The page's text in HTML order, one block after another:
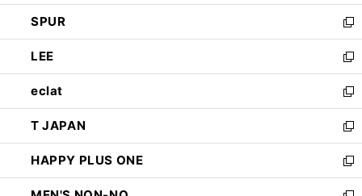
ウ
で
開
く
ン
ド
ウ
で
開
く
ウ
ィ
ン
ド
ウ
で
開
く
し
い
ウ
ィ
ン
ド
ウ
で
開
く
SPUR
新
し
い
ウ
ィ
ン
ド
ウ
で
開
LEE
新
し
い
ウ
ィ
ン
ド
ウ
eclat
新
し
い
ウ
ィ
ン
T JAPAN
新
し
い
ウ
HAPPY PLUS ONE
新
し